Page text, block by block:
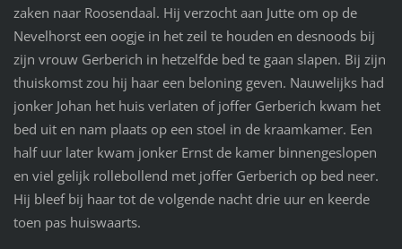
zaken naar Roosendaal. Hij verzocht aan Jutte om op de
Nevelhorst een oogje in het zeil te houden en desnoods bij
zijn vrouw Gerberich in hetzelfde bed te gaan slapen. Bij zijn
thuiskomst zou hij haar een beloning geven. Nauwelijks had
jonker Johan het huis verlaten of joffer Gerberich kwam het
bed uit en nam plaats op een stoel in de kraamkamer. Een
half uur later kwam jonker Ernst de kamer binnengeslopen
en viel gelijk rollebollend met joffer Gerberich op bed neer.
Hij bleef bij haar tot de volgende nacht drie uur en keerde
toen pas huiswaarts.